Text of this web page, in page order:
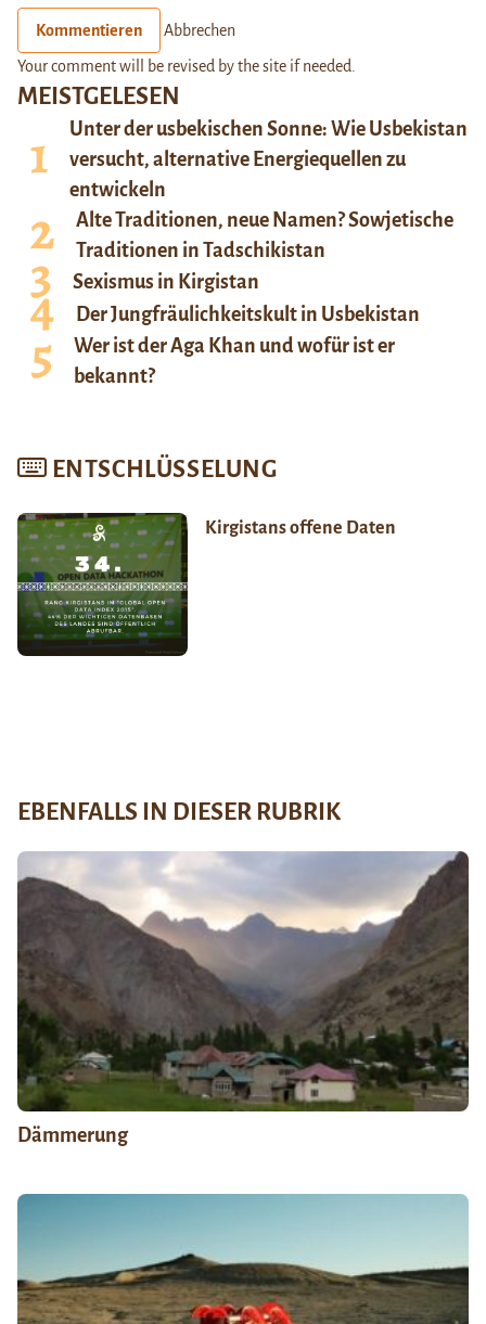
MEISTGELESEN
Unter der usbekischen Sonne: Wie Usbekistan
versucht, alternative Energiequellen zu
entwickeln
Alte Traditionen, neue Namen? Sowjetische
Traditionen in Tadschikistan
Sexismus in Kirgistan
Der Jungfräulichkeitskult in Usbekistan
Wer ist der Aga Khan und wofür ist er
bekannt?
ENTSCHLÜSSELUNG
Kirgistans offene Daten
Kommentieren Abbrechen
Your comment will be revised by the site if needed.
EBENFALLS IN DIESER RUBRIK
Dämmerung